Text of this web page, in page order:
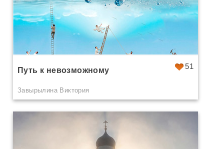
51
Путь к невозможному
Завырылина Виктория